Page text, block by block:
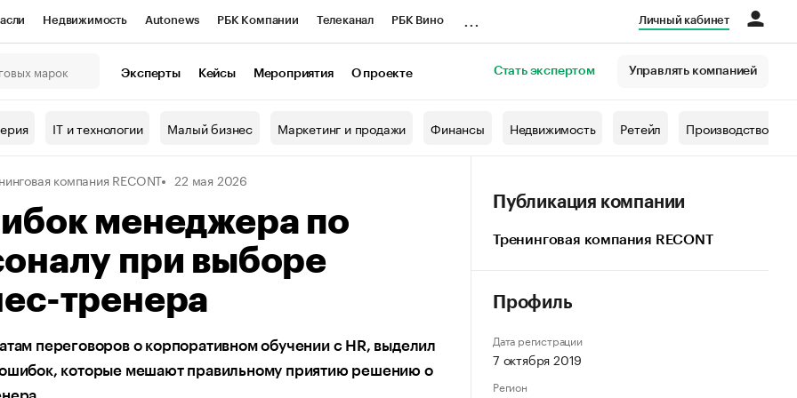
Недвижимость Autonews РБК Компании Телеканал РБК Вино
Проверка контрагентов
Личный кабинет
Эксперты Кейсы Мероприятия О проекте Стать экспертом Управлять компанией
IT и технологии Малый бизнес Маркетинг и продажи Финансы Недвижимость Ретейл Производство
компания RECONT 22 мая 2026
менеджера по
при выборе
тренера
переговоров о корпоративном обучении с HR, выделил
которые мешают правильному приятию решению о
Публикация компании
Тренинговая компания RECONT
Профиль
Дата регистрации
7 октября 2019
Регион